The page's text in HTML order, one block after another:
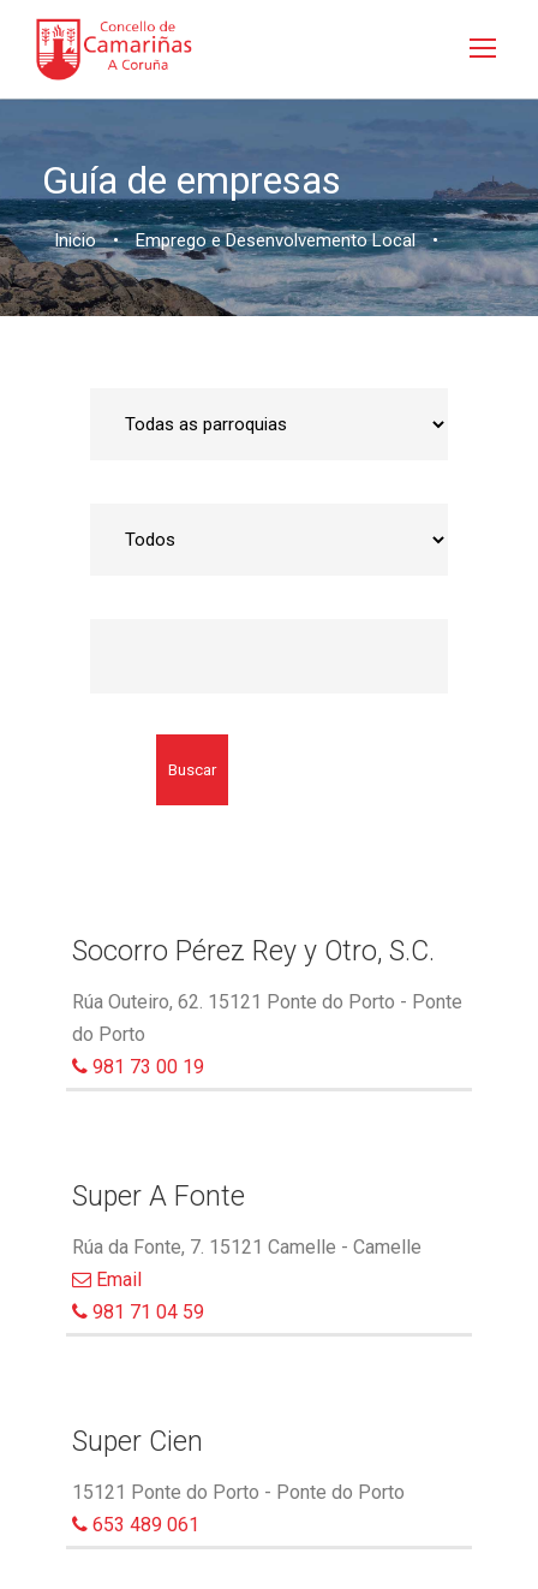
Guía de empresas
Inicio • Emprego e Desenvolvemento Local •
Buscar
Socorro Pérez Rey y Otro, S.C.
Rúa Outeiro, 62. 15121 Ponte do Porto - Ponte
do Porto
981 73 00 19
Super A Fonte
Rúa da Fonte, 7. 15121 Camelle - Camelle
Email
981 71 04 59
Super Cien
15121 Ponte do Porto - Ponte do Porto
653 489 061